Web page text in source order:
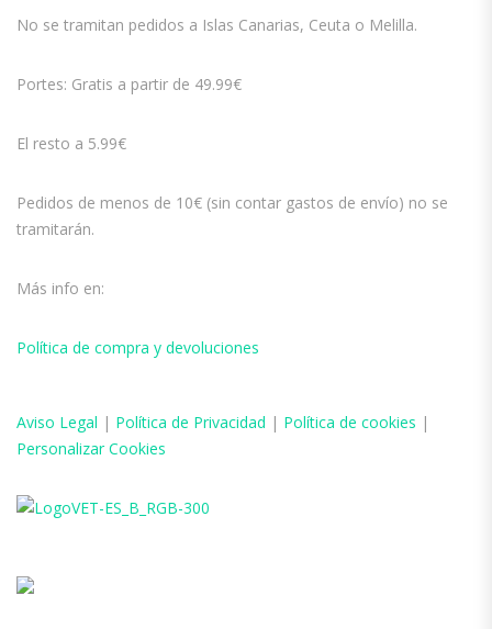
No se tramitan pedidos a Islas Canarias, Ceuta o Melilla.
Portes: Gratis a partir de 49.99€
El resto a 5.99€
Pedidos de menos de 10€ (sin contar gastos de envío) no se
tramitarán.
Más info en:
Política de compra y devoluciones
Aviso Legal | Política de Privacidad | Política de cookies |
Personalizar Cookies